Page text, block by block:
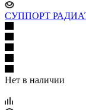
СУППОРТ
Нет в наличии